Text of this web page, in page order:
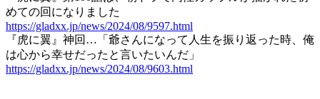
めての回になりました
https://gladxx.jp/news/2024/08/9597.html
『虎に翼』神回…「爺さんになって人生を振り返った時、俺
は心から幸せだったと言いたいんだ」
https://gladxx.jp/news/2024/08/9603.html